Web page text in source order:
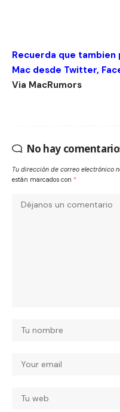
Recuerda que tambien
Mac desde Twitter,
Via MacRumors
No hay
Tu dirección de correo electrónico
están marcados con *